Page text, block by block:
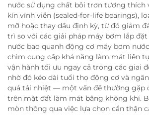
nước sử dụng chất bôi trơn tương thích
kín vĩnh viễn (sealed-for-life bearings),
mỡ hoặc thay dầu định kỳ, từ đó giảm
trì so với các giải pháp máy bơm lắp
nước bao quanh động cơ máy bơm
chìm cung cấp khả năng làm mát liên
vận hành tối ưu ngay cả trong các giai
nhờ đó kéo dài tuổi thọ động cơ và
quá tải nhiệt — một vấn đề thường gặp
trên mặt đất làm mát bằng không khí.
mòn thông qua việc lựa chọn cẩn thận